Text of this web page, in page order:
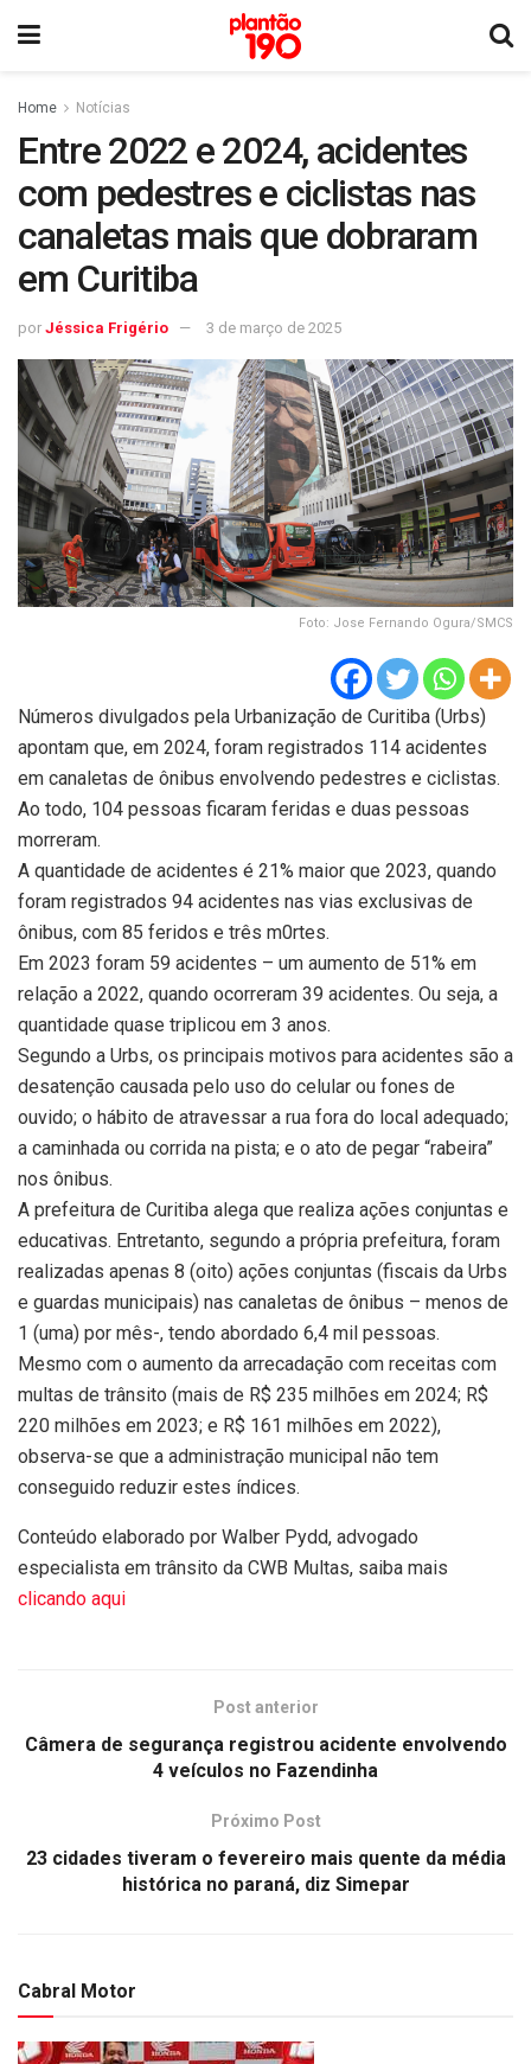
Home Notícias
Entre 2022 e 2024, acidentes
com pedestres e ciclistas nas
canaletas mais que dobraram
em Curitiba
por Jéssica Frigério 3 de março de 2025
Foto: Jose Fernando Ogura/SMCS
Números divulgados pela Urbanização de Curitiba (Urbs)
apontam que, em 2024, foram registrados 114 acidentes
em canaletas de ônibus envolvendo pedestres e ciclistas.
Ao todo, 104 pessoas ficaram feridas e duas pessoas
morreram.
A quantidade de acidentes é 21% maior que 2023, quando
foram registrados 94 acidentes nas vias exclusivas de
ônibus, com 85 feridos e três m0rtes.
Em 2023 foram 59 acidentes – um aumento de 51% em
relação a 2022, quando ocorreram 39 acidentes. Ou seja, a
quantidade quase triplicou em 3 anos.
Segundo a Urbs, os principais motivos para acidentes são a
desatenção causada pelo uso do celular ou fones de
ouvido; o hábito de atravessar a rua fora do local adequado;
a caminhada ou corrida na pista; e o ato de pegar “rabeira”
nos ônibus.
A prefeitura de Curitiba alega que realiza ações conjuntas e
educativas. Entretanto, segundo a própria prefeitura, foram
realizadas apenas 8 (oito) ações conjuntas (fiscais da Urbs
e guardas municipais) nas canaletas de ônibus – menos de
1 (uma) por mês-, tendo abordado 6,4 mil pessoas.
Mesmo com o aumento da arrecadação com receitas com
multas de trânsito (mais de R$ 235 milhões em 2024; R$
220 milhões em 2023; e R$ 161 milhões em 2022),
observa-se que a administração municipal não tem
conseguido reduzir estes índices.
Conteúdo elaborado por Walber Pydd, advogado
especialista em trânsito da CWB Multas, saiba mais
clicando aqui
Post anterior
Câmera de segurança registrou acidente envolvendo
4 veículos no Fazendinha
Próximo Post
23 cidades tiveram o fevereiro mais quente da média
histórica no paraná, diz Simepar
Cabral Motor